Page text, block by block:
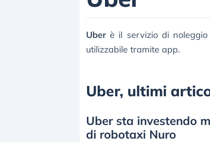
Uber è il servizio di
utilizzabile tramite app.
Uber, ultimi
Uber sta investendo
di robotaxi Nuro